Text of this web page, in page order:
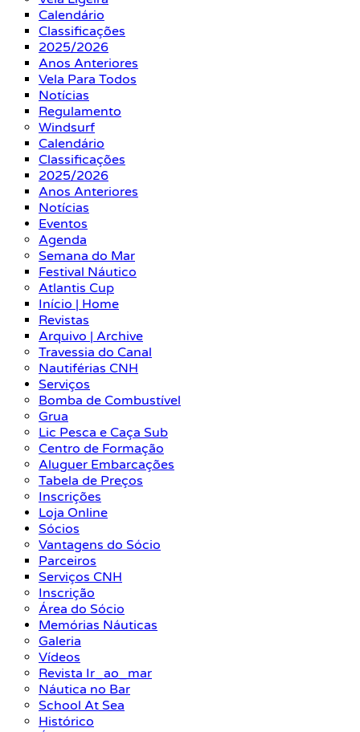
Calendário
Classificações
2025/2026
Anos Anteriores
Vela Para Todos
Notícias
Regulamento
Windsurf
Calendário
Classificações
2025/2026
Anos Anteriores
Notícias
Eventos
Agenda
Semana do Mar
Festival Náutico
Atlantis Cup
Início | Home
Revistas
Arquivo | Archive
Travessia do Canal
Nautiférias CNH
Serviços
Bomba de Combustível
Grua
Lic Pesca e Caça Sub
Centro de Formação
Aluguer Embarcações
Tabela de Preços
Inscrições
Loja Online
Sócios
Vantagens do Sócio
Parceiros
Serviços CNH
Inscrição
Área do Sócio
Memórias Náuticas
Galeria
Vídeos
Revista Ir_ao_mar
Náutica no Bar
School At Sea
Histórico